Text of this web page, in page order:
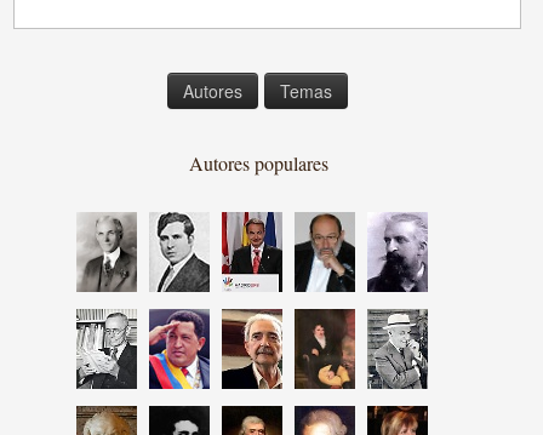
Autores Temas
Autores populares